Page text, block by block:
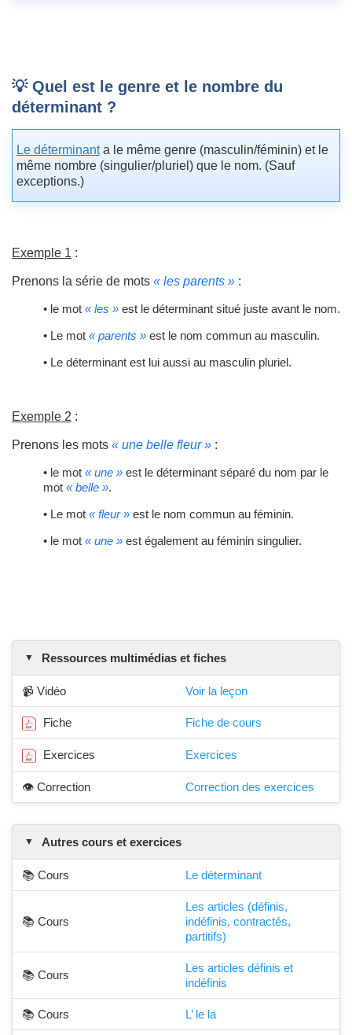
💡 Quel est le genre et le nombre du
déterminant ?
Le déterminanta le même genre (masculin/féminin) et le
même nombre (singulier/pluriel) que le nom. (Sauf
exceptions.)
Exemple 1 :
Prenons la série de mots « les parents » :
• le mot « les » est le déterminant situé juste avant le nom.
• Le mot « parents » est le nom commun au masculin.
• Le déterminant est lui aussi au masculin pluriel.
Exemple 2 :
Prenons les mots « une belle fleur » :
• le mot « une » est le déterminant séparé du nom par le
mot « belle ».
• Le mot « fleur » est le nom commun au féminin.
• le mot « une » est également au féminin singulier.
Ressources multimédias et fiches
📹 Vidéo Voir la leçon
Fiche Fiche de cours
Exercices Exercices
👁️ Correction Correction des exercices
Autres cours et exercices
📚 Cours Le déterminant
📚 Cours
Les articles (définis,
indéfinis, contractés,
partitifs)
📚 Cours
Les articles définis et
indéfinis
📚 Cours L’ le la